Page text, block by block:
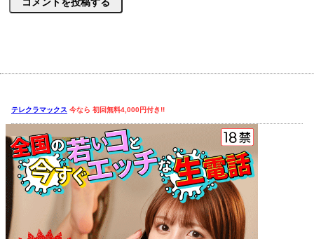
テレクラマックス 今なら 初回無料4,000円付き!!